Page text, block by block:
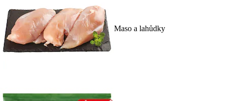
Maso a lahůdky